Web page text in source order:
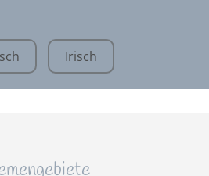
Irisch